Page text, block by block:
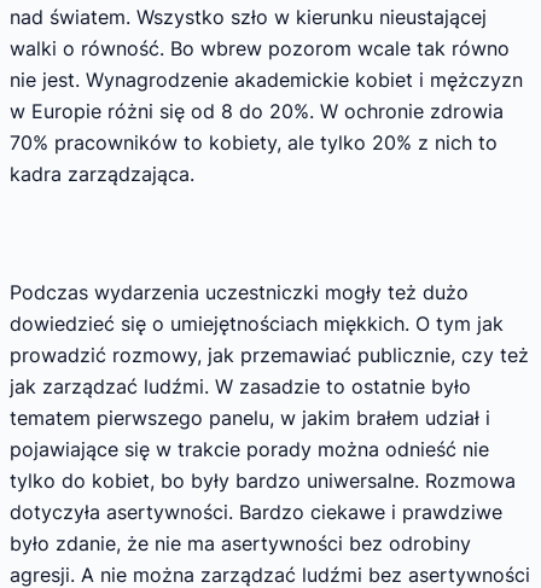
nad światem. Wszystko szło w kierunku nieustającej
walki o równość. Bo wbrew pozorom wcale tak równo
nie jest. Wynagrodzenie akademickie kobiet i mężczyzn
w Europie różni się od 8 do 20%. W ochronie zdrowia
70% pracowników to kobiety, ale tylko 20% z nich to
kadra zarządzająca.
Podczas wydarzenia uczestniczki mogły też dużo
dowiedzieć się o umiejętnościach miękkich. O tym jak
prowadzić rozmowy, jak przemawiać publicznie, czy też
jak zarządzać ludźmi. W zasadzie to ostatnie było
tematem pierwszego panelu, w jakim brałem udział i
pojawiające się w trakcie porady można odnieść nie
tylko do kobiet, bo były bardzo uniwersalne. Rozmowa
dotyczyła asertywności. Bardzo ciekawe i prawdziwe
było zdanie, że nie ma asertywności bez odrobiny
agresji. A nie można zarządzać ludźmi bez asertywności